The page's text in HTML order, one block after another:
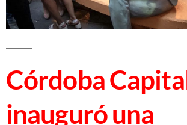
Córdoba
inauguró una